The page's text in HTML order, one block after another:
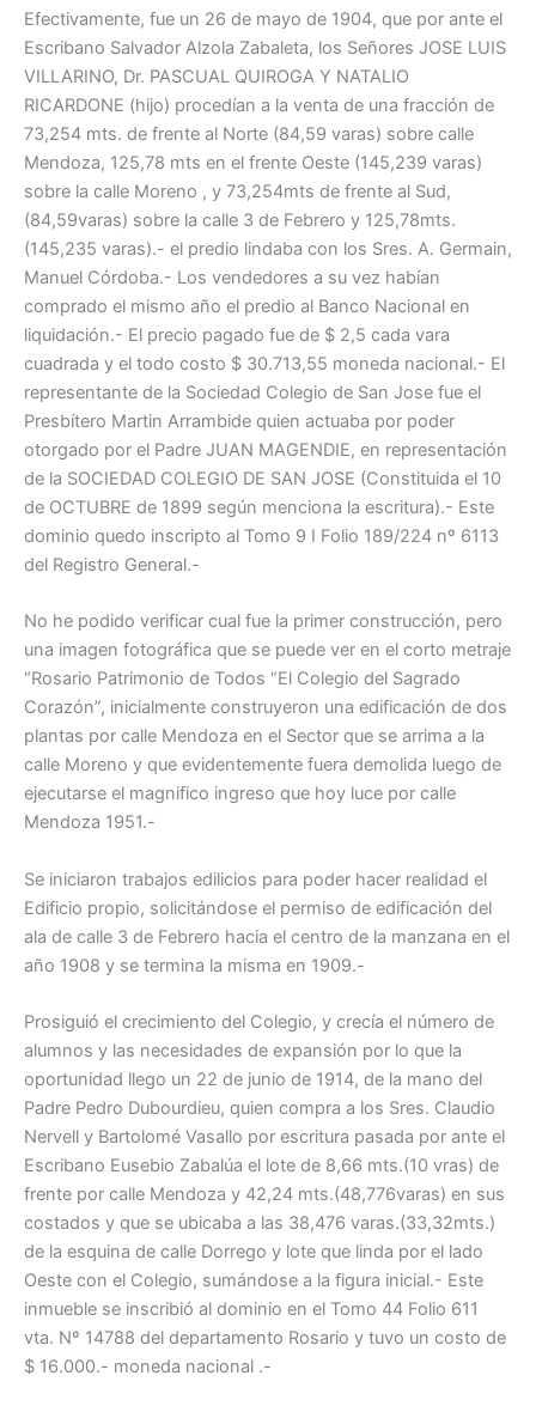
Efectivamente, fue un 26 de mayo de 1904, que por ante el
Escribano Salvador Alzola Zabaleta, los Señores JOSE LUIS
VILLARINO, Dr. PASCUAL QUIROGA Y NATALIO
RICARDONE (hijo) procedían a la venta de una fracción de
73,254 mts. de frente al Norte (84,59 varas) sobre calle
Mendoza, 125,78 mts en el frente Oeste (145,239 varas)
sobre la calle Moreno , y 73,254mts de frente al Sud,
(84,59varas) sobre la calle 3 de Febrero y 125,78mts.
(145,235 varas).- el predio lindaba con los Sres. A. Germain,
Manuel Córdoba.- Los vendedores a su vez habían
comprado el mismo año el predio al Banco Nacional en
liquidación.- El precio pagado fue de $ 2,5 cada vara
cuadrada y el todo costo $ 30.713,55 moneda nacional.- El
representante de la Sociedad Colegio de San Jose fue el
Presbítero Martin Arrambide quien actuaba por poder
otorgado por el Padre JUAN MAGENDIE, en representación
de la SOCIEDAD COLEGIO DE SAN JOSE (Constituida el 10
de OCTUBRE de 1899 según menciona la escritura).- Este
dominio quedo inscripto al Tomo 9 I Folio 189/224 nº 6113
del Registro General.-
No he podido verificar cual fue la primer construcción, pero
una imagen fotográfica que se puede ver en el corto metraje
“Rosario Patrimonio de Todos “El Colegio del Sagrado
Corazón”, inicialmente construyeron una edificación de dos
plantas por calle Mendoza en el Sector que se arrima a la
calle Moreno y que evidentemente fuera demolida luego de
ejecutarse el magnifico ingreso que hoy luce por calle
Mendoza 1951.-
Se iniciaron trabajos edilicios para poder hacer realidad el
Edificio propio, solicitándose el permiso de edificación del
ala de calle 3 de Febrero hacia el centro de la manzana en el
año 1908 y se termina la misma en 1909.-
Prosiguió el crecimiento del Colegio, y crecía el número de
alumnos y las necesidades de expansión por lo que la
oportunidad llego un 22 de junio de 1914, de la mano del
Padre Pedro Dubourdieu, quien compra a los Sres. Claudio
Nervell y Bartolomé Vasallo por escritura pasada por ante el
Escribano Eusebio Zabalúa el lote de 8,66 mts.(10 vras) de
frente por calle Mendoza y 42,24 mts.(48,776varas) en sus
costados y que se ubicaba a las 38,476 varas.(33,32mts.)
de la esquina de calle Dorrego y lote que linda por el lado
Oeste con el Colegio, sumándose a la figura inicial.- Este
inmueble se inscribió al dominio en el Tomo 44 Folio 611
vta. Nº 14788 del departamento Rosario y tuvo un costo de
$ 16.000.- moneda nacional .-